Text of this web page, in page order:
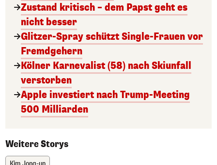
Zustand kritisch – dem Papst geht es
nicht besser
Glitzer-Spray schützt Single-Frauen vor
Fremdgehern
Kölner Karnevalist (58) nach Skiunfall
verstorben
Apple investiert nach Trump-Meeting
500 Milliarden
Weitere Storys